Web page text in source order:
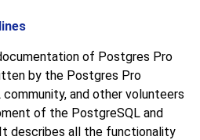
of Postgres Pro
by the Postgres Pro
community, and other volunteers
of the PostgreSQL and
describes all the functionality